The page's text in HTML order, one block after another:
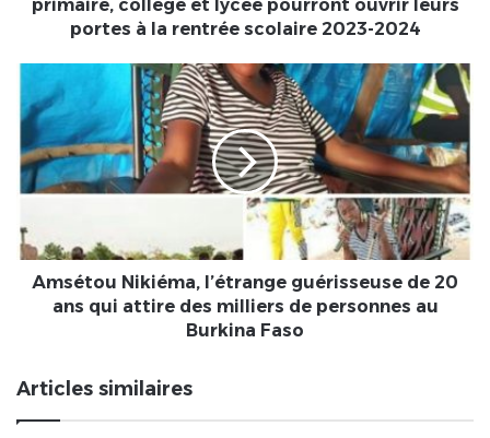
la
rentrée
scolaire
2023-
primaire, collège et lycée pourront ouvrir leurs
portes à la rentrée scolaire 2023-2024
Nikiéma,
l’étrange
guérisseuse
de
20
qui
attire
des
milliers
Burkina
Faso
Amsétou Nikiéma, l’étrange guérisseuse de 20
ans qui attire des milliers de personnes au
Burkina Faso
Articles similaires